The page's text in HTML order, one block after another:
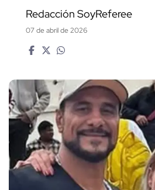
Redacción SoyReferee
07 de abril de 2026